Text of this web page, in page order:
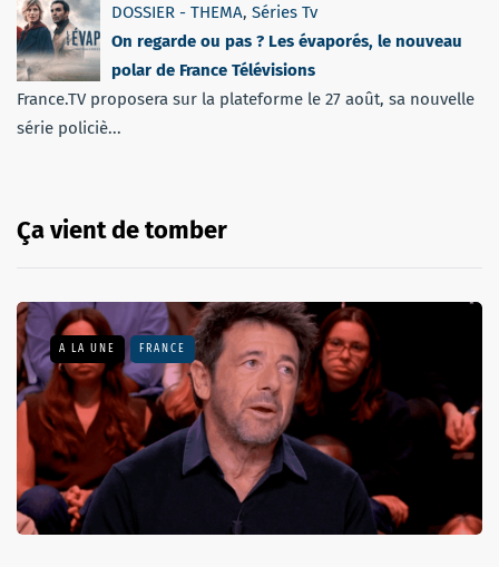
DOSSIER - THEMA, Séries Tv
On regarde ou pas ? Les évaporés, le nouveau
polar de France Télévisions
France.TV proposera sur la plateforme le 27 août, sa nouvelle
série policiè...
Ça vient de tomber
A LA UNE FRANCE